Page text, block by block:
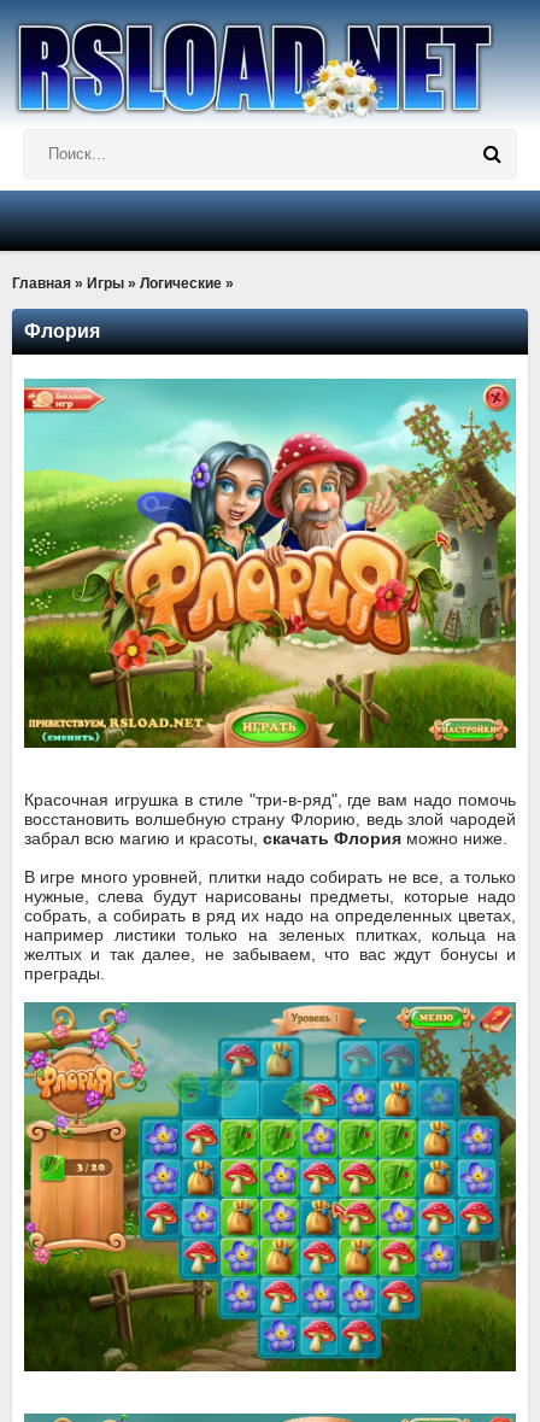
Главная » Игры » Логические »
Флория
Красочная игрушка в стиле "три-в-ряд", где вам надо помочь
восстановить волшебную страну Флорию, ведь злой чародей
забрал всю магию и красоты, скачать Флория можно ниже.
В игре много уровней, плитки надо собирать не все, а только
нужные, слева будут нарисованы предметы, которые надо
собрать, а собирать в ряд их надо на определенных цветах,
например листики только на зеленых плитках, кольца на
желтых и так далее, не забываем, что вас ждут бонусы и
преграды.